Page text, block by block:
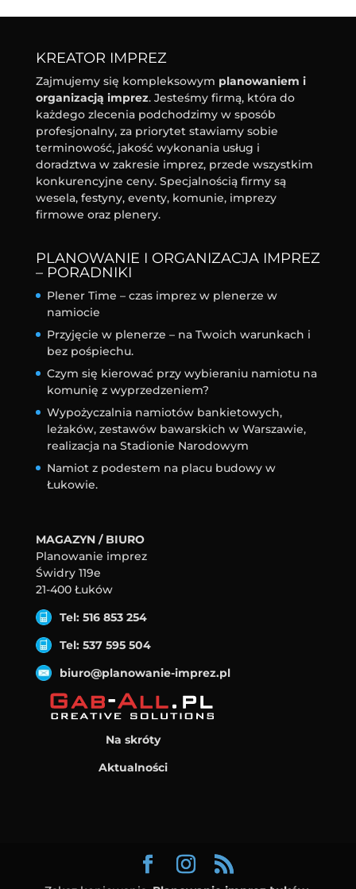
KREATOR IMPREZ
Zajmujemy się kompleksowym planowaniem i
organizacją imprez. Jesteśmy firmą, która do
każdego zlecenia podchodzimy w sposób
profesjonalny, za priorytet stawiamy sobie
terminowość, jakość wykonania usług i
doradztwa w zakresie imprez, przede wszystkim
konkurencyjne ceny. Specjalnością firmy są
wesela, festyny, eventy, komunie, imprezy
firmowe oraz plenery.
PLANOWANIE I ORGANIZACJA IMPREZ
– PORADNIKI
Plener Time – czas imprez w plenerze w
namiocie
Przyjęcie w plenerze – na Twoich warunkach i
bez pośpiechu.
Czym się kierować przy wybieraniu namiotu na
komunię z wyprzedzeniem?
Wypożyczalnia namiotów bankietowych,
leżaków, zestawów bawarskich w Warszawie,
realizacja na Stadionie Narodowym
Namiot z podestem na placu budowy w
Łukowie.
MAGAZYN / BIURO
Planowanie imprez
Świdry 119e
21-400 Łuków
Tel: 516 853 254
Tel: 537 595 504
biuro@planowanie-imprez.pl
Na skróty
Aktualności